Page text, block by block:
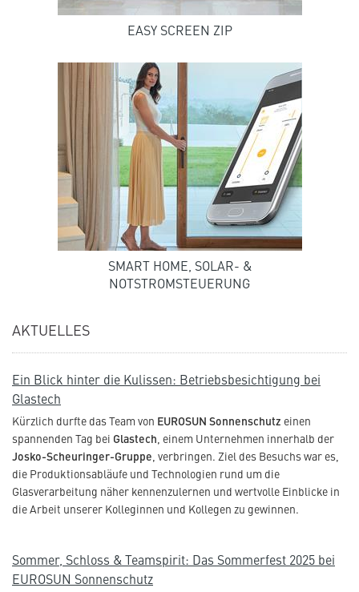
EASY SCREEN ZIP
SMART HOME, SOLAR- &
NOTSTROMSTEUERUNG
AKTUELLES
Ein Blick hinter die Kulissen: Betriebsbesichtigung bei
Glastech
Kürzlich durfte das Team von EUROSUN Sonnenschutz einen
spannenden Tag bei Glastech, einem Unternehmen innerhalb der
Josko-Scheuringer-Gruppe, verbringen. Ziel des Besuchs war es,
die Produktionsabläufe und Technologien rund um die
Glasverarbeitung näher kennenzulernen und wertvolle Einblicke in
die Arbeit unserer Kolleginnen und Kollegen zu gewinnen.
Sommer, Schloss & Teamspirit: Das Sommerfest 2025 bei
EUROSUN Sonnenschutz